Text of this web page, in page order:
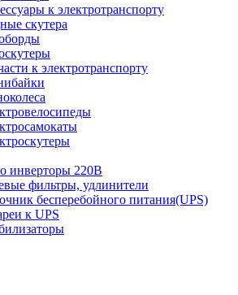
к электротранспорту
скутера
к электротранспорту
инверторы 220В
фильтры, удлинители
бесперебойного питания(UPS)
к UPS